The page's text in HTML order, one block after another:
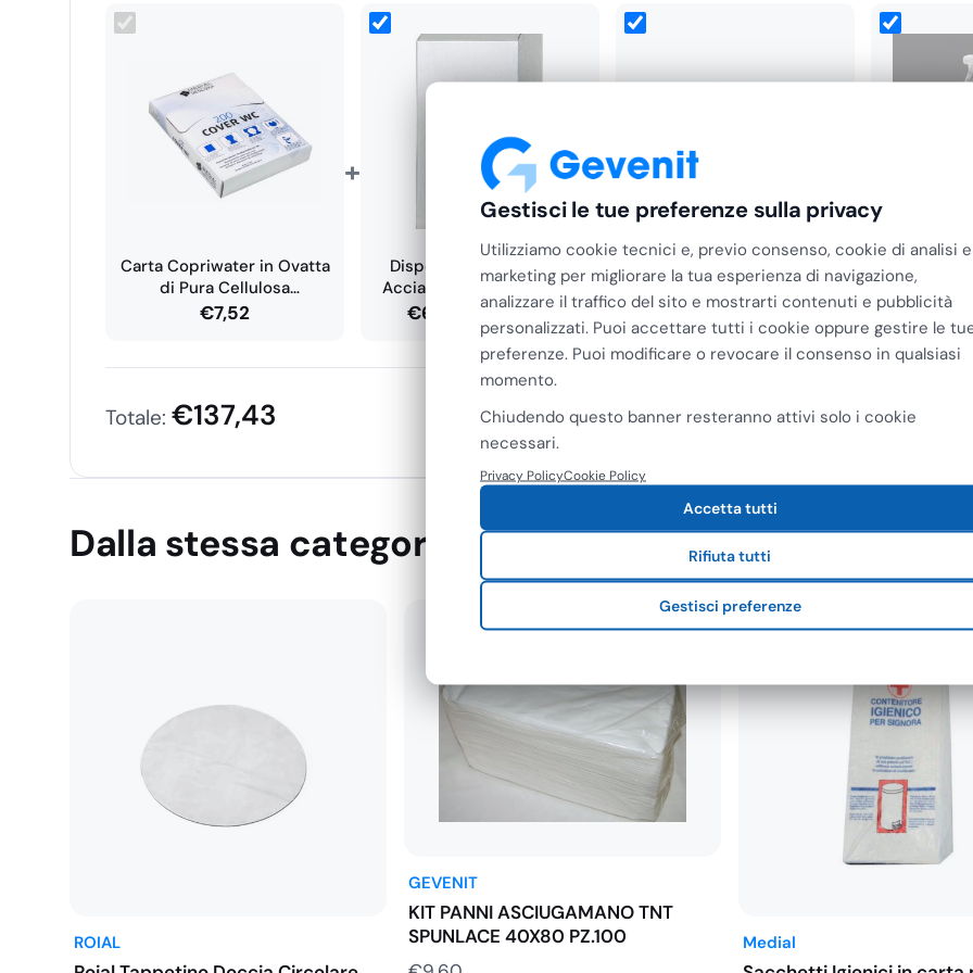
In conclusione, la carta copriwater biodegradabile da 18 gr/m2 è un prodotto
versatile, indispensabile per proteggere la pelle dai batteri e dai germi durante
l’utilizzo dei bagni pubblici quando si è fuori casa. Grazie alle sue caratteristiche di
adattabilità e al suo formato standard, si adatta a qualsiasi tipo di WC. Inoltre, il
suo spessore garantisce resistenza e durata, mentre la sua confezione da 200
unità permette di avere sempre a disposizione una quantità sufficiente di carta
Carta Copriwater in Ovatta
di Pura Cellulosa
Biodegradabile…
€7,52
+
Dispenser di Sapone in
Acciaio Inox Satinato da…
€60,39 - €78,74Fascia
di
€60,39
€78,74
+
Dispenser di Carta
Copriwater in Acciaio Inox
€63,68
per€5,83
Totale: €137,43
Dalla stessa categoria
ROIAL
GEVENIT
KIT PANNI ASCIUGAMANO TNT
SPUNLACE 40X80 PZ.100
Medial
Gestisci le tue preferenze sulla privacy
Utilizziamo cookie tecnici e, previo consenso, cookie di analisi e
marketing per migliorare la tua esperienza di navigazione,
analizzare il traffico del sito e mostrarti contenuti e pubblicità
personalizzati. Puoi accettare tutti i cookie oppure gestire le
preferenze. Puoi modificare o revocare il consenso in qualsiasi
momento.
Chiudendo questo banner resteranno attivi solo i cookie
necessari.
Privacy PolicyCookie Policy
Accetta tutti
Rifiuta tutti
Gestisci preferenze